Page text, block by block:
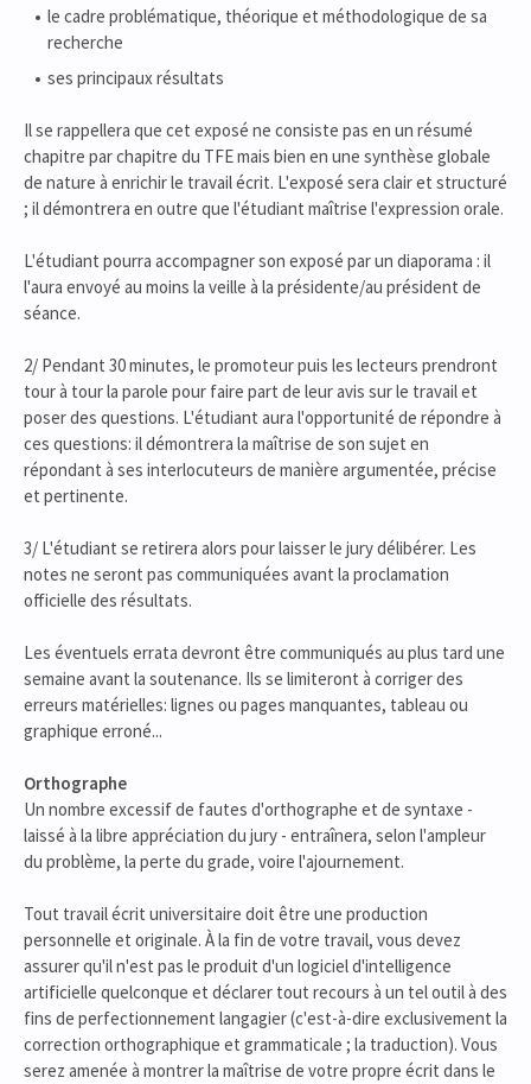
le cadre problématique, théorique et méthodologique de sa
recherche
ses principaux résultats
Il se rappellera que cet exposé ne consiste pas en un résumé
chapitre par chapitre du TFE mais bien en une synthèse globale
de nature à enrichir le travail écrit. L'exposé sera clair et structuré
; il démontrera en outre que l'étudiant maîtrise l'expression orale.
L'étudiant pourra accompagner son exposé par un diaporama : il
l'aura envoyé au moins la veille à la présidente/au président de
séance.
2/ Pendant 30 minutes, le promoteur puis les lecteurs prendront
tour à tour la parole pour faire part de leur avis sur le travail et
poser des questions. L'étudiant aura l'opportunité de répondre à
ces questions: il démontrera la maîtrise de son sujet en
répondant à ses interlocuteurs de manière argumentée, précise
et pertinente.
3/ L'étudiant se retirera alors pour laisser le jury délibérer. Les
notes ne seront pas communiquées avant la proclamation
officielle des résultats.
Les éventuels errata devront être communiqués au plus tard une
semaine avant la soutenance. Ils se limiteront à corriger des
erreurs matérielles: lignes ou pages manquantes, tableau ou
graphique erroné...
Orthographe
Un nombre excessif de fautes d'orthographe et de syntaxe -
laissé à la libre appréciation du jury - entraînera, selon l'ampleur
du problème, la perte du grade, voire l'ajournement.
Tout travail écrit universitaire doit être une production
personnelle et originale. À la fin de votre travail, vous devez
assurer qu'il n'est pas le produit d'un logiciel d'intelligence
artificielle quelconque et déclarer tout recours à un tel outil à des
fins de perfectionnement langagier (c'est-à-dire exclusivement la
correction orthographique et grammaticale ; la traduction). Vous
serez amenée à montrer la maîtrise de votre propre écrit dans le